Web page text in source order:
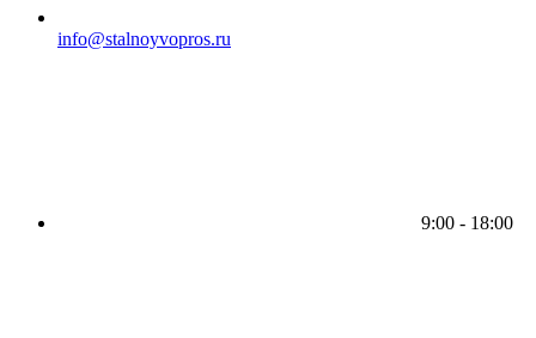
info@stalnoyvopros.ru
9:00 - 18:00